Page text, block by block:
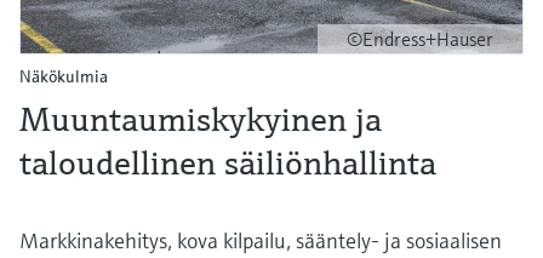
©Endress+Hauser
Näkökulmia
Muuntaumiskykyinen ja
taloudellinen säiliönhallinta
Markkinakehitys, kova kilpailu, sääntely- ja sosiaalisen